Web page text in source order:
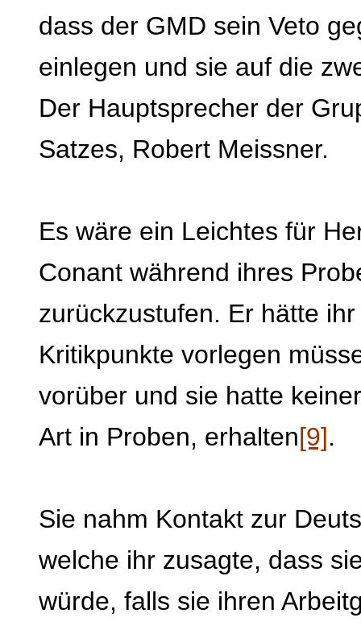
dass der GMD sein Veto
einlegen und sie auf die
Der Hauptsprecher der
Satzes, Robert Meissner.
Es wäre ein Leichtes für
Conant während ihres
zurückzustufen. Er hätte
Kritikpunkte vorlegen
vorüber und sie hatte
Art in Proben, erhalten[9].
Sie nahm Kontakt zur
welche ihr zusagte, dass
würde, falls sie ihren